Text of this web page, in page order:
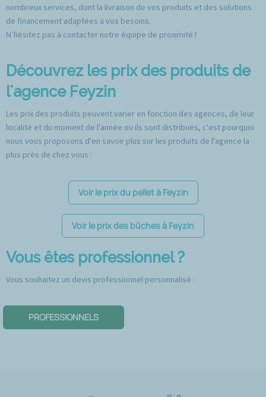
nombreux services, dont la livraison de vos produits et des solutions
de financement adaptées à vos besoins.
N’hésitez pas à contacter notre équipe de proximité !
Découvrez les prix des produits de
l'agence Feyzin
Les prix des produits peuvent varier en fonction des agences, de leur
localité et du moment de l'année ou ils sont distribués, c'est pourquoi
nous vous proposons d'en savoir plus sur les produits de l'agence la
plus près de chez vous :
Voir le prix du pellet à Feyzin
Voir le prix des bûches à Feyzin
Vous êtes professionnel ?
Vous souhaitez un devis professionnel personnalisé :
PROFESSIONNELS